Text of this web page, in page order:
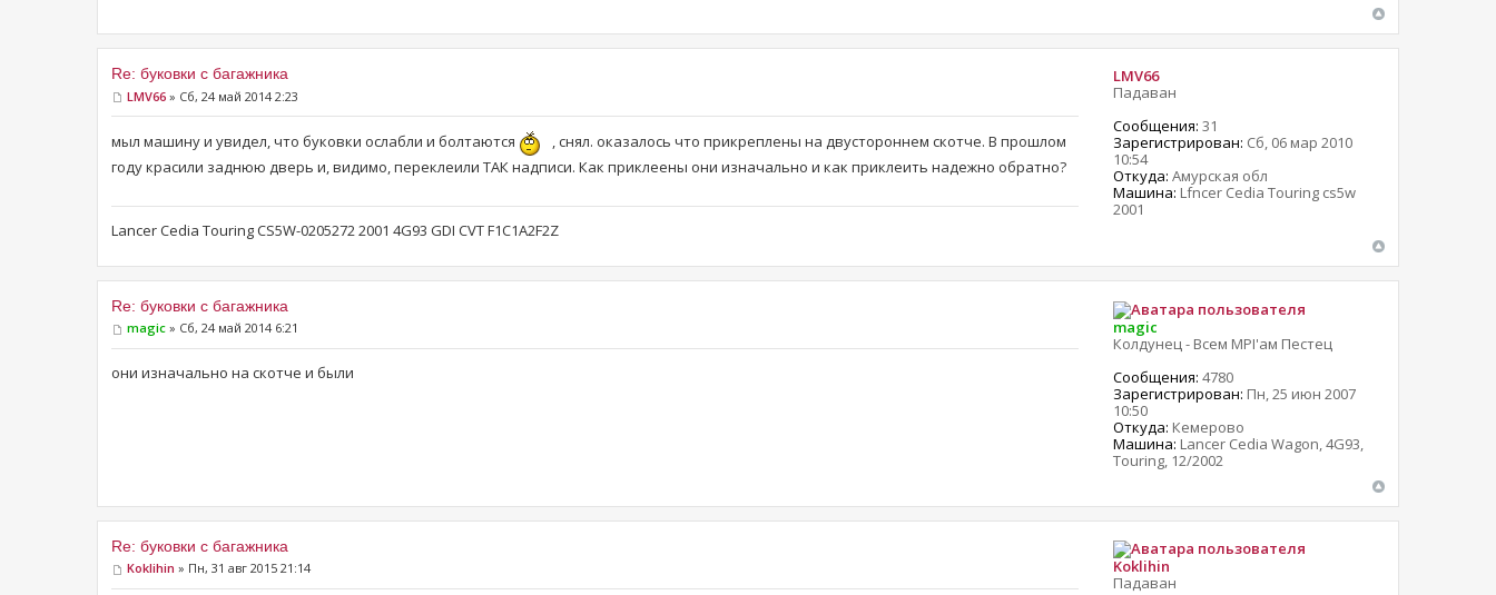
Re: буковки с багажника
LMV66 » Сб, 24 май 2014 2:23
мыл машину и увидел, что буковки ослабли и болтаются
, снял. оказалось что прикреплены на двустороннем скотче. В прошлом
году красили заднюю дверь и, видимо, переклеили ТАК надписи. Как приклеены они изначально и как приклеить надежно обратно?
Lancer Cedia Touring CS5W-0205272 2001 4G93 GDI CVT F1C1A2F2Z
LMV66
Падаван
Сообщения: 31
Зарегистрирован: Сб, 06 мар 2010
10:54
Откуда: Амурская обл
Машина: Lfncer Cedia Touring cs5w
2001
Re: буковки с багажника
magic » Сб, 24 май 2014 6:21
они изначально на скотче и были
magic
Колдунец - Всем MPI'ам Пестец
Сообщения: 4780
Зарегистрирован: Пн, 25 июн 2007
10:50
Откуда: Кемерово
Машина: Lancer Cedia Wagon, 4G93,
Touring, 12/2002
Re: буковки с багажника
Koklihin » Пн, 31 авг 2015 21:14
Koklihin
Падаван